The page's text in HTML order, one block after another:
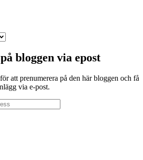
bloggen via epost
att prenumerera på den här bloggen och få
via e-post.